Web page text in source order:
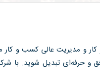
و مدیریت عالی کسب و کار
و حرفه‌ای تبدیل شوید. با